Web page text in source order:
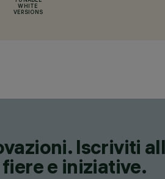
WHITE
VERSIONS
Iscriviti
e iniziative.